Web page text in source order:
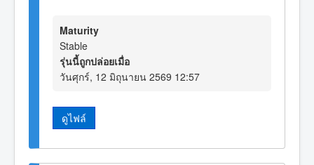
Maturity
Stable
รุ่นนี้ถูกปล่อยเมื่อ
วันศุกร์, 12 มิถุนายน 2569 12:57
ดูไฟล์